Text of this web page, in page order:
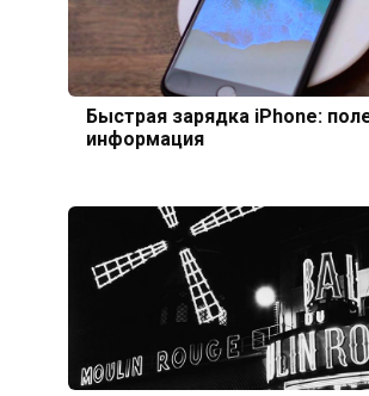
Быстрая зарядка iPhone:
информация